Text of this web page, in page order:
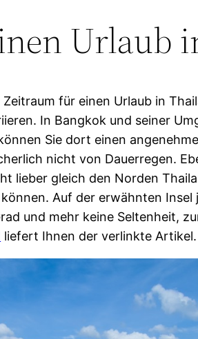
Urlaub
für einen Urlaub in
In Bangkok und seiner
Sie dort einen
nicht von Dauerregen.
lieber gleich den Norden
Auf der erwähnten
und mehr keine Seltenheit,
liefert Ihnen der verlinkte Artikel.